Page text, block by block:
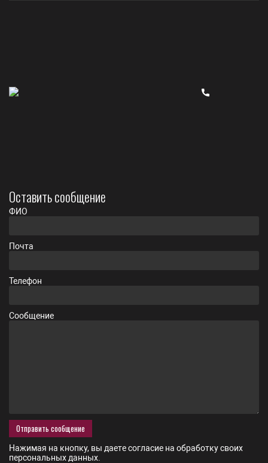
Оставить сообщение
ФИО
Почта
Телефон
Сообщение
Нажимая на кнопку, вы даете согласие на обработку своих
персональных данных.